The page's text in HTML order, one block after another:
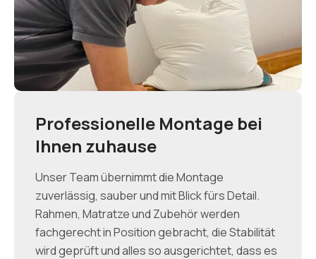
Professionelle Montage bei
Ihnen zuhause
Unser Team übernimmt die Montage
zuverlässig, sauber und mit Blick fürs Detail.
Rahmen, Matratze und Zubehör werden
fachgerecht in Position gebracht, die Stabilität
wird geprüft und alles so ausgerichtet, dass es